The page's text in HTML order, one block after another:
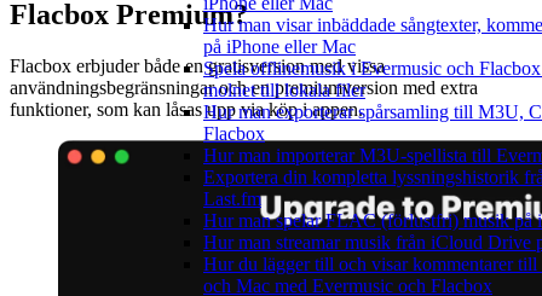
Hur man visar inbäddade sångtexter,
på iPhone eller Mac
Spela offlinemusik i Evermusic och
molnet till lokala filer
Hur man exporterar spårsamling till M3U,
Flacbox
Hur man importerar M3U-spellista till
Exportera din kompletta lyssningshistorik
Last.fm
Hur man spelar FLAC (förlustfri) musik på
Hur man streamar musik från iCloud Drive
Hur du lägger till och visar kommentarer till
och Mac med Evermusic och Flacbox
Flacbox Premium?
Flacbox erbjuder både en gratisversion med vissa
användningsbegränsningar och en premiumversion med extra
funktioner, som kan låsas upp via köp i appen.